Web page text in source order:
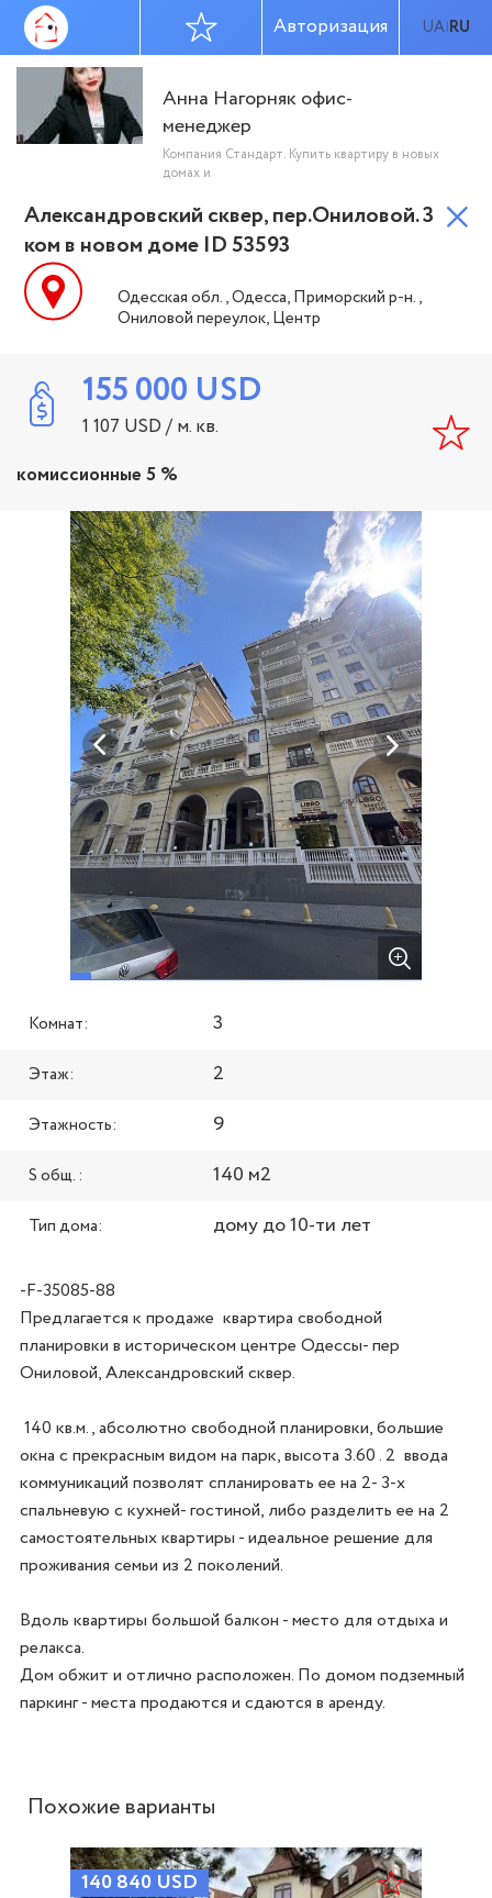
UA|RU
Авторизация
Анна Нагорняк офис-
менеджер
Компания Стандарт. Купить квартиру в новых
домах и
Александровский сквер, пер.Ониловой. 3
ком в новом доме ID 53593
Одесская обл., Одесса, Приморский р-н.,
Ониловой переулок, Центр
155 000 USD
1 107 USD/ м. кв.
комиссионные 5 %
Комнат: 3
Этаж: 2
Этажность: 9
S общ. : 140 м2
Тип дома: дому до 10-ти лет
-F-35085-88
Предлагается к продаже  квартира свободной
планировки в историческом центре Одессы- пер
Ониловой, Александровский сквер.
окна с прекрасным видом на парк, высота 3.60 . 2  ввода
коммуникаций позволят спланировать ее на 2- 3-х
спальневую с кухней- гостиной, либо разделить ее на 2
самостоятельных квартиры - идеальное решение для
проживания семьи из 2 поколений.
Вдоль квартиры большой балкон - место для отдыха и
релакса.
Дом обжит и отлично расположен. По домом подземный
паркинг - места продаются и сдаются в аренду.
Похожие варианты
140 840 USD